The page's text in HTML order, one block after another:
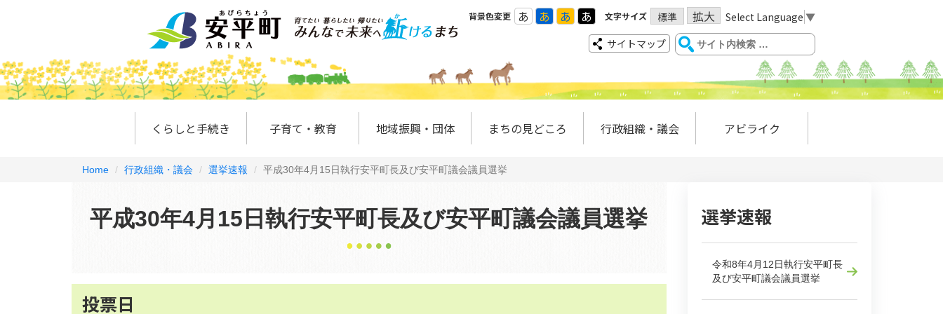
背景色変更 あ あ あ あ 文字サイズ 標準 拡大 Select Language ▼
サイトマップ
くらしと手続き 子育て・教育 地域振興・団体 まちの見どころ 行政組織・議会 アビライク
Home 行政組織・議会 選挙速報 平成30年4月15日執行安平町長及び安平町議会議員選挙
平成30年4月15日執行安平町長及び安平町議会議員選挙
投票日
選挙速報
令和8年4月12日執行安平町長
及び安平町議会議員選挙